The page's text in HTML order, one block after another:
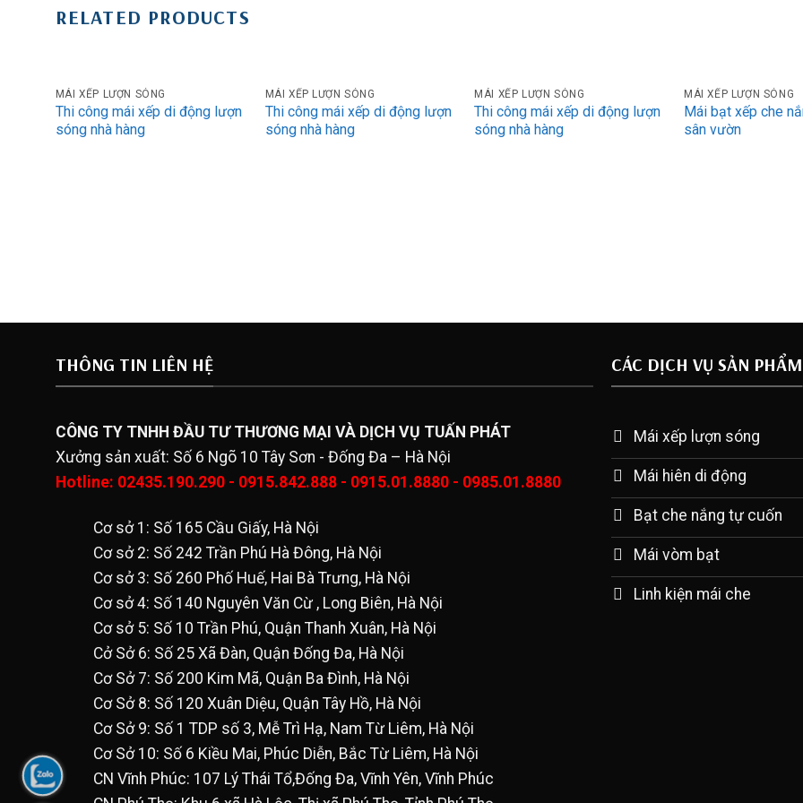
RELATED PRODUCTS
MÁI XẾP LƯỢN SÓNG
Thi công mái xếp di động lượn
sóng nhà hàng
MÁI XẾP LƯỢN SÓNG
Thi công mái xếp di động lượn
sóng nhà hàng
MÁI XẾP LƯỢN SÓNG
Thi công mái xếp di động lượn
sóng nhà hàng
MÁI XẾP LƯỢN SÓNG
Mái bạt xếp che
sân vườn
THÔNG TIN LIÊN HỆ
CÔNG TY TNHH ĐẦU TƯ THƯƠNG MẠI VÀ DỊCH VỤ TUẤN PHÁT
Xưởng sản xuất: Số 6 Ngõ 10 Tây Sơn - Đống Đa – Hà Nội
Hotline: 02435.190.290 - 0915.842.888 - 0915.01.8880 - 0985.01.8880
Cơ sở 1: Số 165 Cầu Giấy, Hà Nội
Cơ sở 2: Số 242 Trần Phú Hà Đông, Hà Nội
Cơ sở 3: Số 260 Phố Huế, Hai Bà Trưng, Hà Nội
Cơ sở 4: Số 140 Nguyên Văn Cừ , Long Biên, Hà Nội
Cơ sở 5: Số 10 Trần Phú, Quận Thanh Xuân, Hà Nội
Cở Sở 6: Số 25 Xã Đàn, Quận Đống Đa, Hà Nội
Cơ Sở 7: Số 200 Kim Mã, Quận Ba Đình, Hà Nội
Cơ Sở 8: Số 120 Xuân Diệu, Quận Tây Hồ, Hà Nội
Cơ Sở 9: Số 1 TDP số 3, Mễ Trì Hạ, Nam Từ Liêm, Hà Nội
Cơ Sở 10: Số 6 Kiều Mai, Phúc Diễn, Bắc Từ Liêm, Hà Nội
CN Vĩnh Phúc: 107 Lý Thái Tổ,Đống Đa, Vĩnh Yên, Vĩnh Phúc
CÁC DỊCH VỤ SẢN PHẨM
Mái xếp lượn sóng
Mái hiên di động
Bạt che nắng tự cuốn
Mái vòm bạt
Linh kiện mái che